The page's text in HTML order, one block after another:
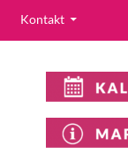
Kontakt